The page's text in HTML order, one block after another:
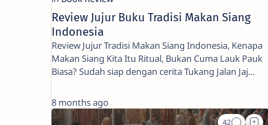
Review Jujur Buku Tradisi Makan Siang
Indonesia
Review Jujur Tradisi Makan Siang Indonesia, Kenapa
Makan Siang Kita Itu Ritual, Bukan Cuma Lauk Pauk
Biasa? Sudah siap dengan cerita Tukang Jalan Jaj…
8 months ago